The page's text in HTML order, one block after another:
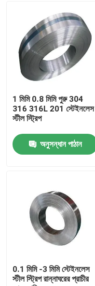
পণ্য
আমাদের সম্পর্কে
কারখানা ভ্রমণ
উদ্ধৃতির জন্য আবেদন
স্টেইনলেস স্টীল প্লেট শীট
1 মিমি 0.8 মিমি পুরু 304
316 316L 201 স্টেইনলেস
স্টীল স্ট্রিপ
অনুসন্ধান পাঠান
0.1 মিমি -3 মিমি স্টেইনলেস
স্টীল স্ট্রিপ রান্নাঘরের প্রাচীর